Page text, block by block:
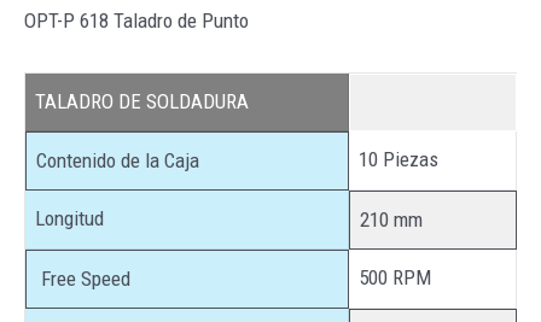
OPT-P 618 Taladro de Punto
TALADRO DE SOLDADURA
Contenido de la Caja 10 Piezas
Longitud 210 mm
Free Speed 500 RPM